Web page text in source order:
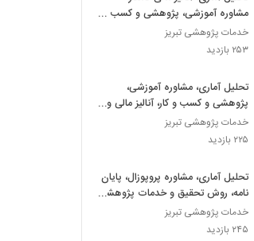
مشاوره آموزشی، پژوهشی و کسب و
کار دکتر شهنوازی
خدمات پژوهشی تبریز
۲۵۳ بازدید
تحلیل آماری، مشاوره آموزشی،
پژوهشی و کسب و کار، آنالیز مالی و
طرح توجیهی دکتر شهنوازی
خدمات پژوهشی تبریز
۲۲۵ بازدید
تحلیل آماری، مشاوره پروپوزال، پایان
نامه، روش تحقیق و خدمات پژوهشی
دکتر شهنوازی
خدمات پژوهشی تبریز
۲۴۵ بازدید